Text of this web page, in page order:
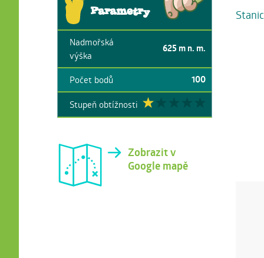
Parametry
Nadmořská
výška
625 m n. m.
Počet bodů 100
Stupeň obtížnosti
Zobrazit v
Google mapě